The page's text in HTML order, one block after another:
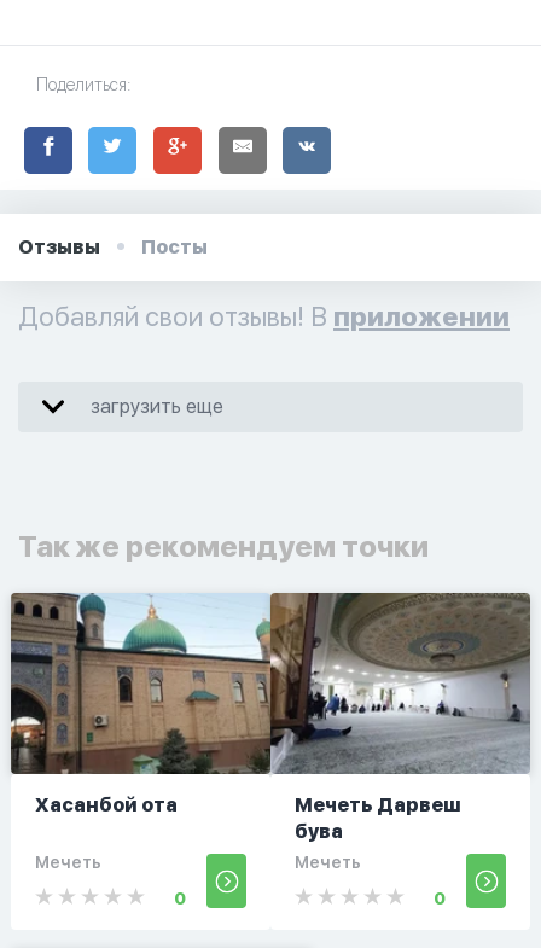
Поделиться:
Отзывы Посты
Добавляй свои отзывы! В приложении
загрузить еще
Так же рекомендуем точки
Хасанбой ота
Мечеть
0
Мечеть Дарвеш
бува
Мечеть
0